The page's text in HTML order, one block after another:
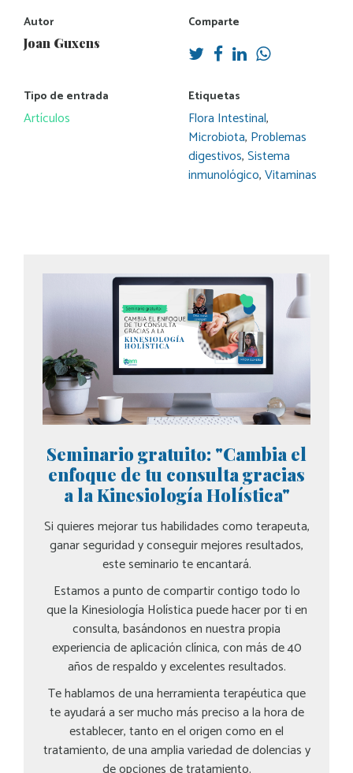
Autor
Joan Guxens
Comparte
Tipo de entrada
Artículos
Etiquetas
Flora Intestinal,
Microbiota, Problemas
digestivos,Sistema
inmunológico,Vitaminas
Seminario gratuito: "Cambia el
enfoque de tu consulta gracias
a la Kinesiología Holística"
Si quieres mejorar tus habilidades como terapeuta,
ganar seguridad y conseguir mejores resultados,
este seminario te encantará.
Estamos a punto de compartir contigo todo lo
que la Kinesiología Holística puede hacer por ti en
consulta, basándonos en nuestra propia
experiencia de aplicación clínica, con más de 40
años de respaldo y excelentes resultados.
Te hablamos de una herramienta terapéutica que
te ayudará a ser mucho más preciso a la hora de
establecer, tanto en el origen como en el
tratamiento, de una amplia variedad de dolencias y